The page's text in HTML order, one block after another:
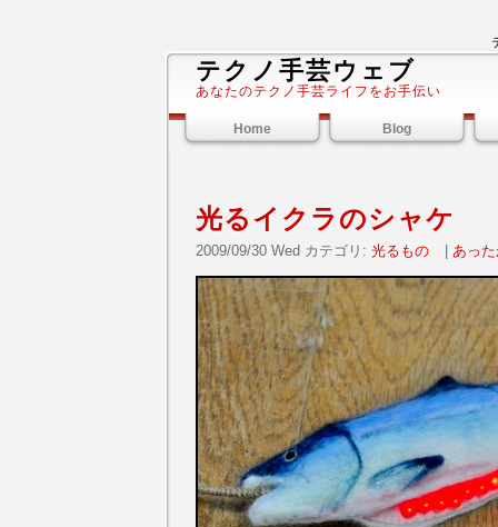
テクノ手芸ウェブ
あなたのテクノ手芸ライフをお手伝い
Home Blog
光るイクラのシャケ
2009/09/30 Wed カテゴリ: 光るもの あっ